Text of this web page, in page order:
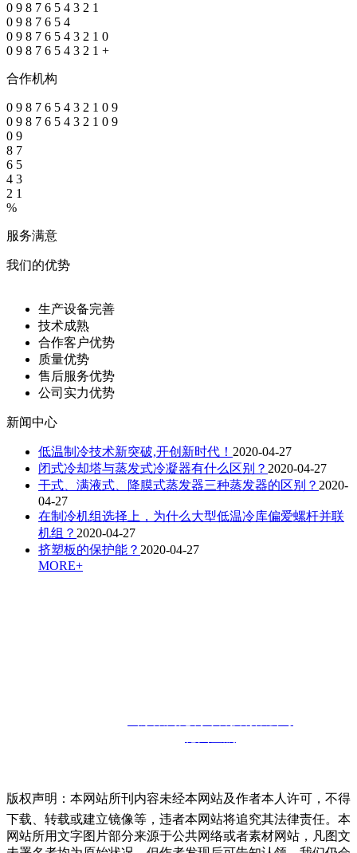
0 9 8 7 6 5 4 3 2 1
0 9 8 7 6 5 4
0 9 8 7 6 5 4 3 2 1 0
0 9 8 7 6 5 4 3 2 1 +
合作机构
0 9 8 7 6 5 4 3 2 1 0 9
0 9 8 7 6 5 4 3 2 1 0 9
0 9
8 7
6 5
4 3
2 1
%
服务满意
我们的优势
生产设备完善
技术成熟
合作客户优势
质量优势
售后服务优势
公司实力优势
新闻中心
低温制冷技术新突破,开创新时代！ 2020-04-27
闭式冷却塔与蒸发式冷凝器有什么区别？ 2020-04-27
干式、满液式、降膜式蒸发器三种蒸发器的区别？ 2020-
04-27
在制冷机组选择上，为什么大型低温冷库偏爱螺杆并联
机组？ 2020-04-27
挤塑板的保护能？ 2020-04-27
MORE+
版权声明：本网站所刊内容未经本网站及作者本人许可，不得
下载、转载或建立镜像等，违者本网站将追究其法律责任。本
网站所用文字图片部分来源于公共网络或者素材网站，凡图文